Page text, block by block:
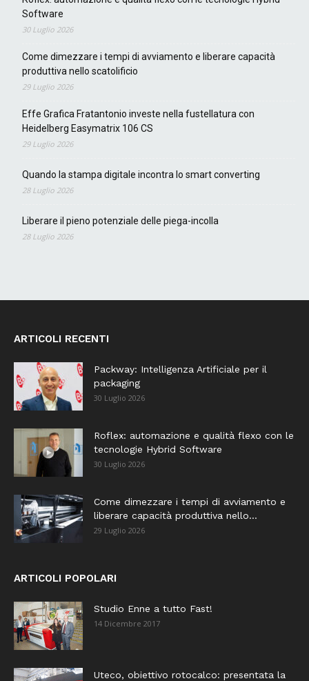
Software
30 Luglio 2026
Come dimezzare i tempi di avviamento e liberare capacità
produttiva nello scatolificio
29 Luglio 2026
Effe Grafica Fratantonio investe nella fustellatura con
Heidelberg Easymatrix 106 CS
29 Luglio 2026
Quando la stampa digitale incontra lo smart converting
28 Luglio 2026
Liberare il pieno potenziale delle piega-incolla
28 Luglio 2026
ARTICOLI RECENTI
Packway: Intelligenza Artificiale per il
packaging
30 Luglio 2026
Roflex: automazione e qualità flexo con le
tecnologie Hybrid Software
30 Luglio 2026
Come dimezzare i tempi di avviamento e
liberare capacità produttiva nello...
29 Luglio 2026
ARTICOLI POPOLARI
Studio Enne a tutto Fast!
14 Dicembre 2017
Uteco, obiettivo rotocalco: presentata la